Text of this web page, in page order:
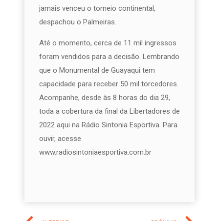
jamais venceu o torneio continental,
despachou o Palmeiras.
Até o momento, cerca de 11 mil ingressos
foram vendidos para a decisão. Lembrando
que o Monumental de Guayaqui tem
capacidade para receber 50 mil torcedores.
Acompanhe, desde às 8 horas do dia 29,
toda a cobertura da final da Libertadores de
2022 aqui na Rádio Sintonia Esportiva. Para
ouvir, acesse
www.radiosintoniaesportiva.com.br